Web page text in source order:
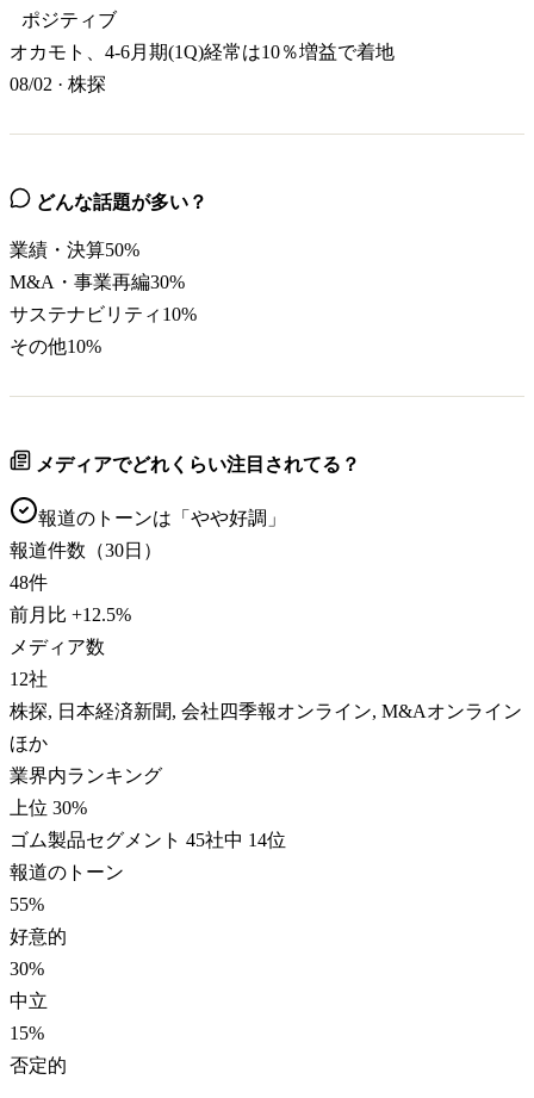
ポジティブ
オカモト、4-6月期(1Q)経常は10％増益で着地
08/02 · 株探
どんな話題が多い？
業績・決算50%
M&A・事業再編30%
サステナビリティ 10%
その他10%
メディアでどれくらい注目されてる？
報道のトーンは「 やや好調 」
報道件数（30日）
48件
前月比 +12.5%
メディア数
12社
株探, 日本経済新聞, 会社四季報オンライン, M&Aオンライン
ほか
業界内ランキング
上位 30%
ゴム製品セグメント 45社中 14位
報道のトーン
55%
好意的
30%
中立
15%
否定的